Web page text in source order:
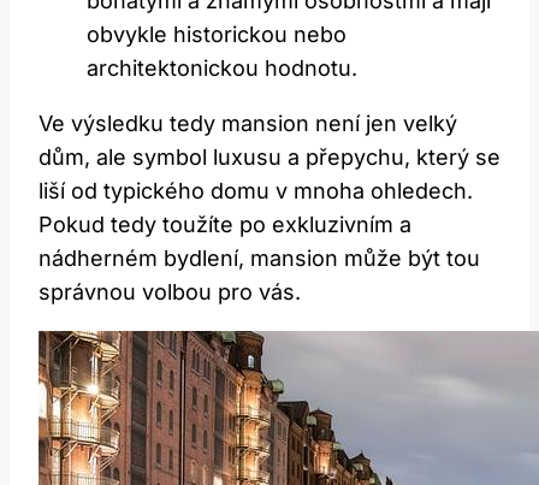
obvykle historickou nebo
architektonickou hodnotu.
Ve výsledku tedy mansion není jen velký
dům, ale symbol luxusu a přepychu, který se
liší od typického domu v mnoha ohledech.
Pokud tedy toužíte po exkluzivním a
nádherném bydlení, mansion může být tou
správnou volbou pro vás.